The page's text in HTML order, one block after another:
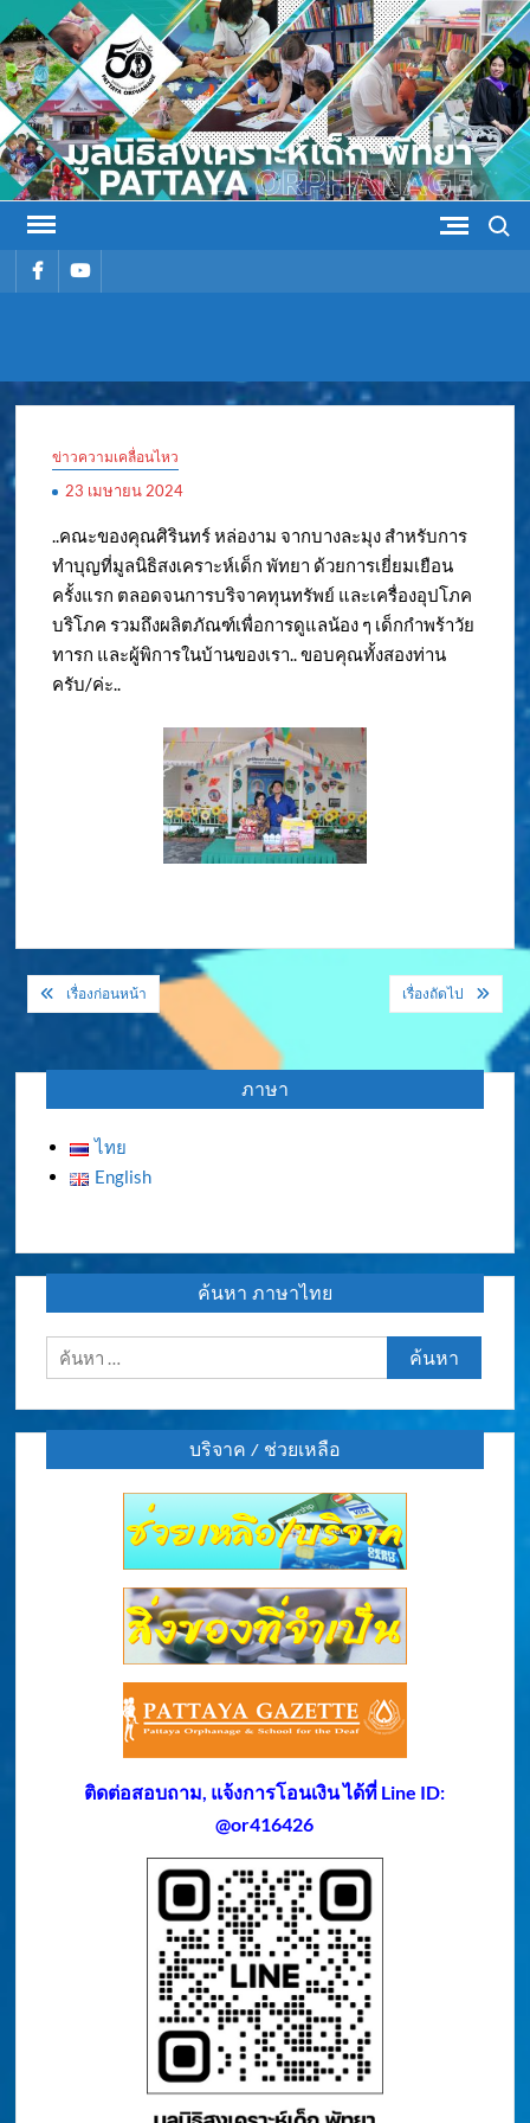
Skip
to
content
รายการรายการ
สงเคราะห์
ข่าวความเคลื่อนไหว
23 เมษายน 2024
..คณะของคุณศิรินทร์ หล่องาม จากบางละมุง สำหรับการ
ทำบุญที่มูลนิธิสงเคราะห์เด็ก พัทยา ด้วยการเยี่ยมเยือน
ครั้งแรก ตลอดจนการบริจาคทุนทรัพย์ และเครื่องอุปโภค
บริโภค รวมถึงผลิตภัณฑ์เพื่อการดูแลน้อง ๆ เด็กกำพร้าวัย
ทารก และผู้พิการในบ้านของเรา.. ขอบคุณทั้งสองท่าน
ครับ/ค่ะ..
แนะแนว
เรื่องก่อนหน้า เรื่องถัดไป
ภาษา
ไทย
English
ค้นหา ภาษาไทย
ค้นหา
สำหรับ:
บริจาค / ช่วยเหลือ
ติดต่อสอบถาม, แจ้งการโอนเงิน ได้ที่ Line ID:
@or416426